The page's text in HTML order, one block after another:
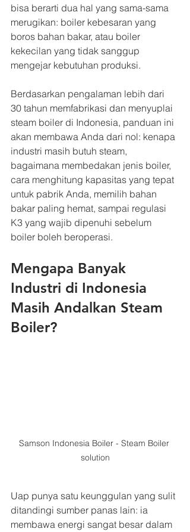
bisa berarti dua hal yang sama-sama
merugikan: boiler kebesaran yang
boros bahan bakar, atau boiler
kekecilan yang tidak sanggup
mengejar kebutuhan produksi.
Berdasarkan pengalaman lebih dari
30 tahun memfabrikasi dan menyuplai
steam boiler di Indonesia, panduan ini
akan membawa Anda dari nol: kenapa
industri masih butuh steam,
bagaimana membedakan jenis boiler,
cara menghitung kapasitas yang tepat
untuk pabrik Anda, memilih bahan
bakar paling hemat, sampai regulasi
K3 yang wajib dipenuhi sebelum
boiler boleh beroperasi.
Mengapa Banyak
Industri di Indonesia
Masih Andalkan Steam
Boiler?
Samson Indonesia Boiler - Steam Boiler
solution
Uap punya satu keunggulan yang sulit
ditandingi sumber panas lain: ia
membawa energi sangat besar dalam